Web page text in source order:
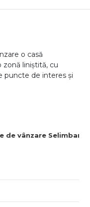
de vânzare Selimbar
o casă
zonă liniștită, cu
puncte de interes și
80 mp
două dormitoare cu
beneficiază